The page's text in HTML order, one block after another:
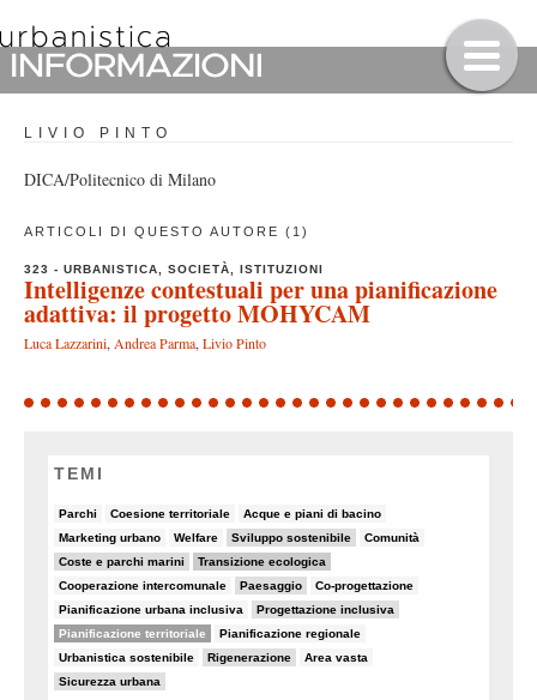
LIVIO PINTO
DICA/Politecnico di Milano
ARTICOLI DI QUESTO AUTORE (1)
323 - URBANISTICA, SOCIETÀ, ISTITUZIONI
Intelligenze contestuali per una pianificazione
adattiva: il progetto MOHYCAM
Luca Lazzarini, Andrea Parma, Livio Pinto
TEMI
Parchi
6/90 Coesione territoriale
8/90 Acque e piani di bacino
5/90
Marketing urbano
5/90 Welfare
5/90 Sviluppo sostenibile
19/90 Comunità
7/90
Coste e parchi marini
19/90 Transizione ecologica
30/90
Cooperazione intercomunale
7/90 Paesaggio
14/90 Co-progettazione
6/90
Pianificazione urbana inclusiva
6/90 Progettazione inclusiva
10/90
Pianificazione territoriale
48/90 Pianificazione regionale
5/90
Urbanistica sostenibile
6/90 Rigenerazione
16/90 Area vasta
7/90
Sicurezza urbana
10/90